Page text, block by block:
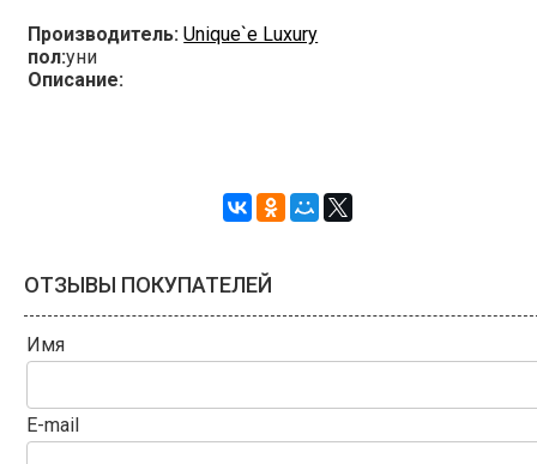
Производитель: Unique`e Luxury
пол:уни
Описание:
ОТЗЫВЫ ПОКУПАТЕЛЕЙ
Имя
E-mail